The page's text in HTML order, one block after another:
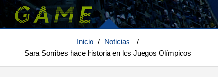
Inicio / Noticias
/
Sara Sorribes hace historia en los Juegos Olímpicos